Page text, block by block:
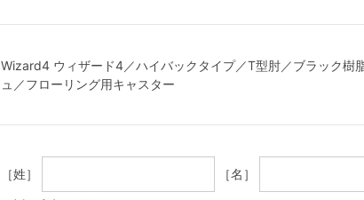
Wizard4 ウィザード4／ハイバックタイプ／T型肘／ブラック樹
ュ／フローリング用キャスター
［姓］ ［名］